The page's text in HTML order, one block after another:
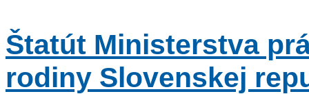
Štatút Ministerstva
rodiny Slovenskej